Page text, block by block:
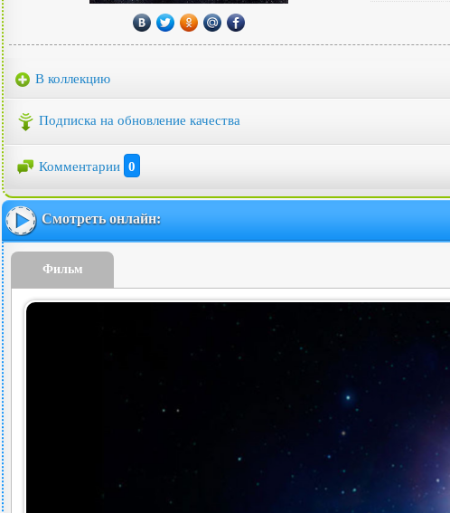
В коллекцию
Подписка на обновление качества
Комментарии 0
Смотреть онлайн:
Фильм